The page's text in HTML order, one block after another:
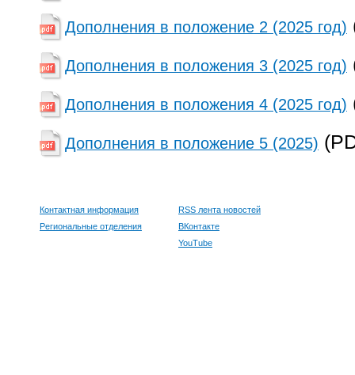
Дополнения в положение 2 (2025 год)
Дополнения в положения 3 (2025 год)
Дополнения в положения 4 (2025 год)
Дополнения в положение 5 (2025)
Контактная информация
Региональные отделения
RSS лента новостей
ВКонтакте
YouTube